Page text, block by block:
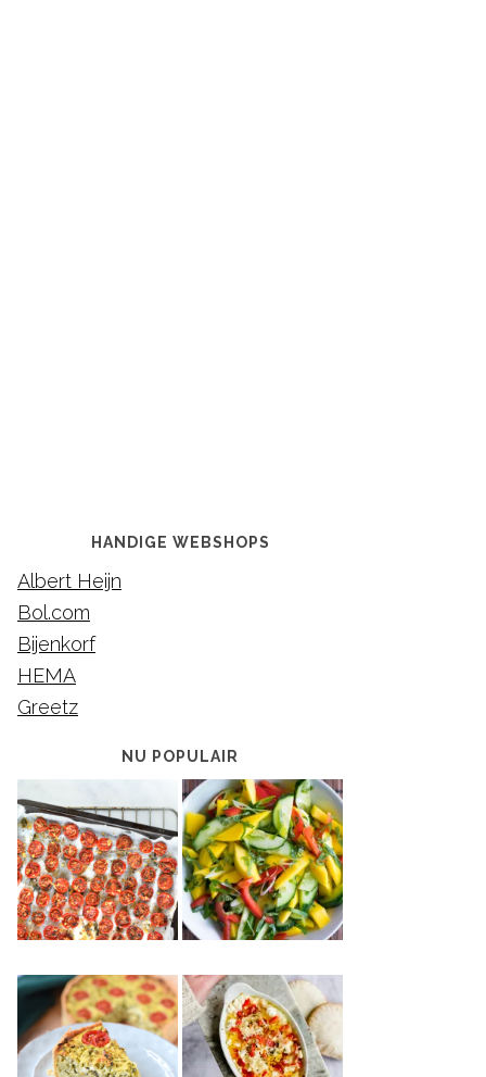
HANDIGE WEBSHOPS
Albert Heijn
Bol.com
Bijenkorf
HEMA
Greetz
NU POPULAIR